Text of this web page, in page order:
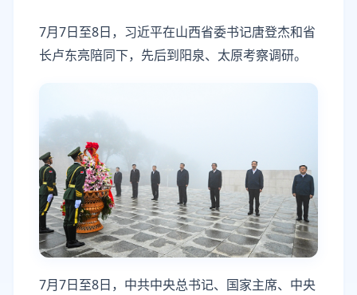
7月7日至8日，习近平在山西省委书记唐登杰和省
长卢东亮陪同下，先后到阳泉、太原考察调研。
7月7日至8日，中共中央总书记、国家主席、中央